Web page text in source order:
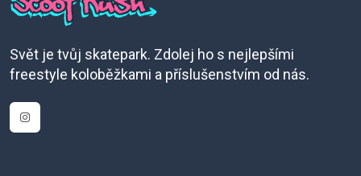
Svět je tvůj skatepark. Zdolej ho s nejlepšími
freestyle koloběžkami a příslušenstvím od nás.